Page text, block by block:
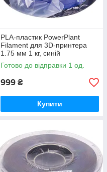
PLA-пластик PowerPlant
Filament для 3D-принтера
1.75 мм 1 кг, синій
Готово до відправки 1 од.
999 ₴
Купити